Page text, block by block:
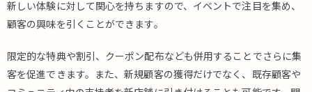
新しい体験に対して関心を持ちますので、イベントで注目を集め、
顧客の興味を引くことができます。
限定的な特典や割引、クーポン配布なども併用することでさらに集
客を促進できます。また、新規顧客の獲得だけでなく、既存顧客や